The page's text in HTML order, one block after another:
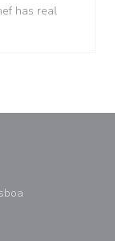
has real